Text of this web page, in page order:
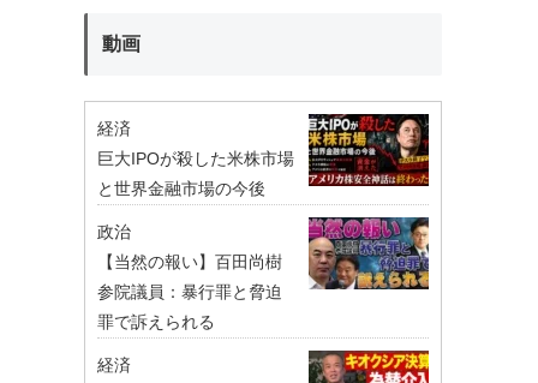
動画
経済
巨大IPOが殺した米株市場
と世界金融市場の今後
政治
【当然の報い】百田尚樹
参院議員：暴行罪と脅迫
罪で訴えられる
経済